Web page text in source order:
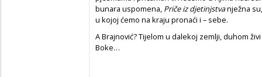
bunara uspomena, Priče iz djetinjstvanježna
u kojoj ćemo na kraju pronaći i – sebe.
A Brajnović? Tijelom u dalekoj zemlji, duhom
Boke…